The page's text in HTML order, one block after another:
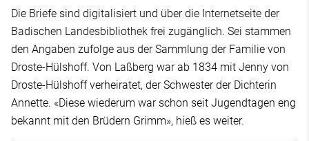
Die Briefe sind digitalisiert und über die Internetseite der
Badischen Landesbibliothek frei zugänglich. Sei stammen
den Angaben zufolge aus der Sammlung der Familie von
Droste-Hülshoff. Von Laßberg war ab 1834 mit Jenny von
Droste-Hülshoff verheiratet, der Schwester der Dichterin
Annette. «Diese wiederum war schon seit Jugendtagen eng
bekannt mit den Brüdern Grimm», hieß es weiter.